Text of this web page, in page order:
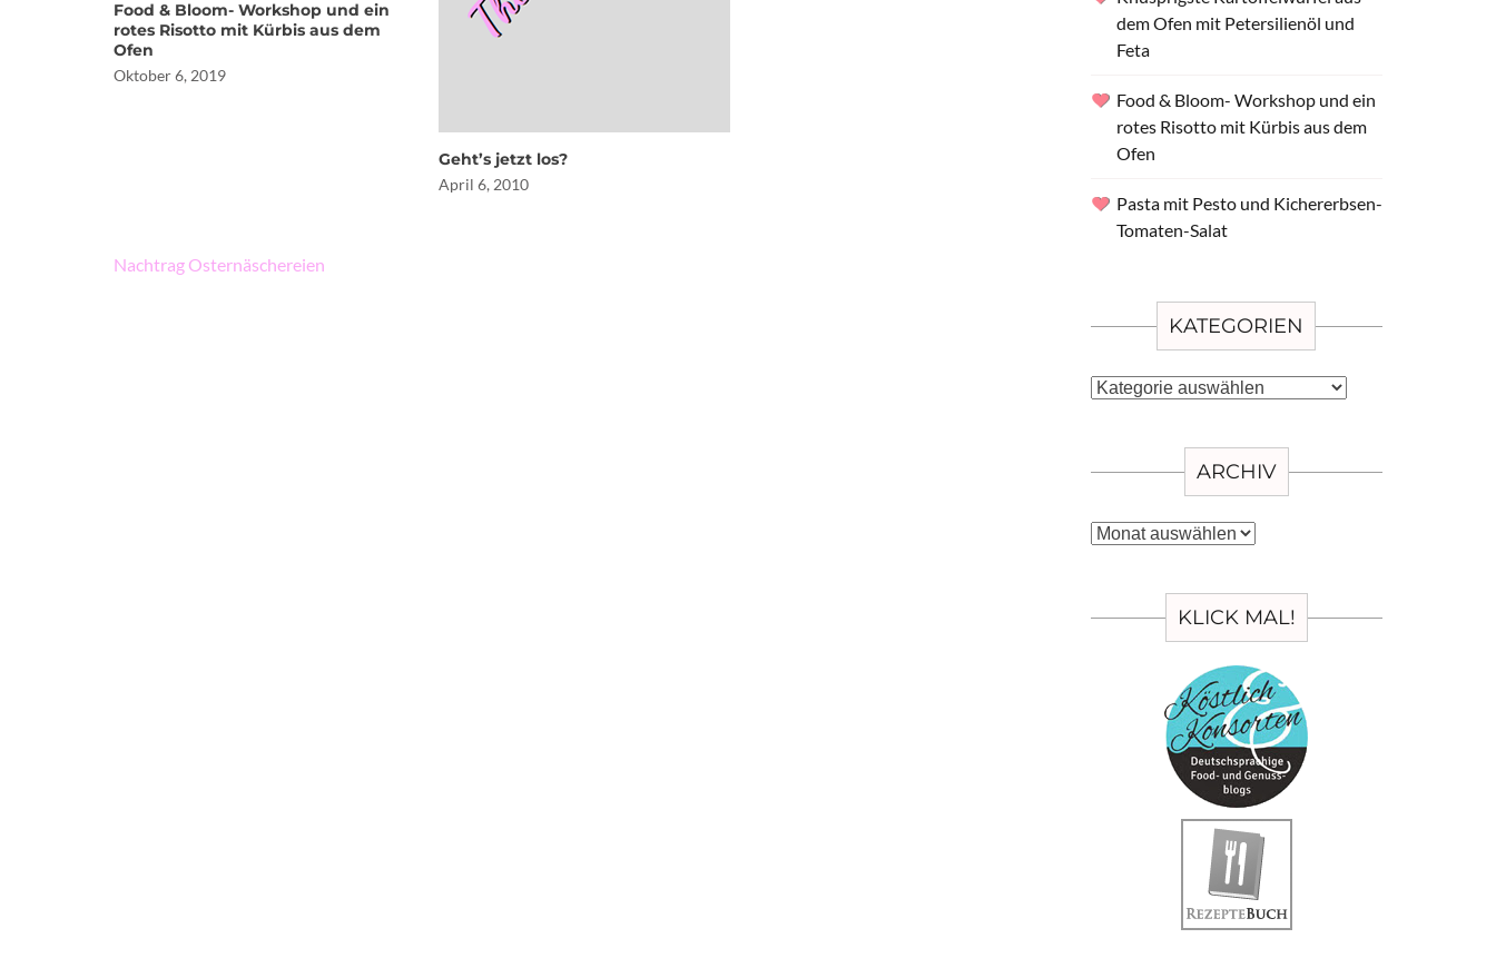
Food & Bloom- Workshop und ein
rotes Risotto mit Kürbis aus dem
Ofen
Oktober 6, 2019
Geht’s jetzt los?
April 6, 2010
Beitragsnavigation
Nachtrag Osternäschereien
dem Ofen mit Petersilienöl und
Feta
Food & Bloom- Workshop und ein
rotes Risotto mit Kürbis aus dem
Ofen
Pasta mit Pesto und Kichererbsen-
Tomaten-Salat
KATEGORIEN
Kategorien
ARCHIV
Archiv
KLICK MAL!